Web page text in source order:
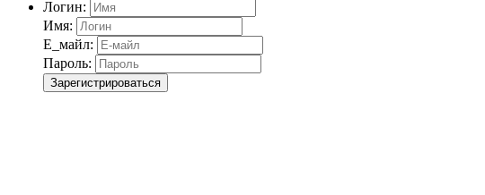
Логин:
Имя:
Е_майл:
Пароль:
Зарегистрироваться